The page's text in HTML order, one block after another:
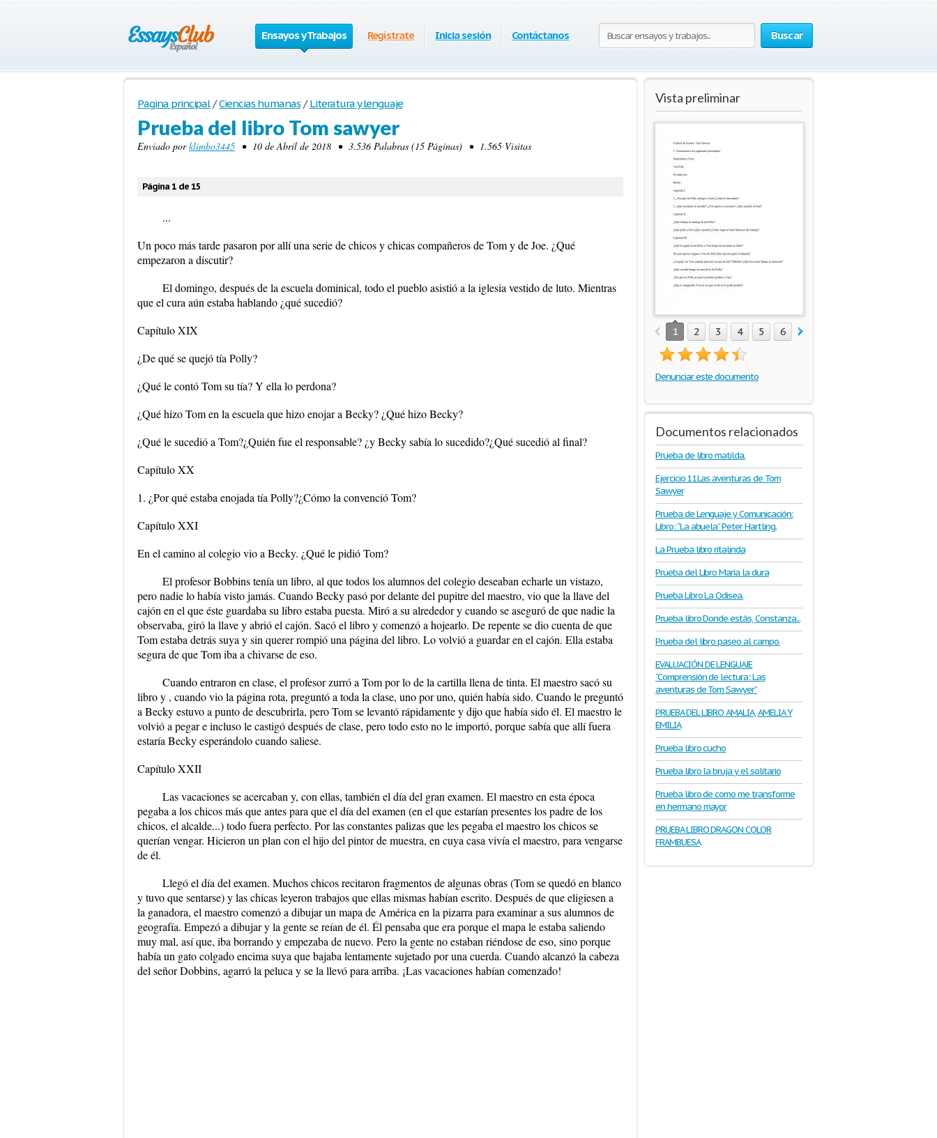
Buscar
Ensayos y Trabajos Regístrate Inicia sesión Contáctanos
Página principal / Ciencias humanas / Literatura y lenguaje
Prueba del libro Tom sawyer
Enviado porklimbo3445 • 10 de Abril de 2018 • 3.536 Palabras (15 Páginas) • 1.565 Visitas
Página 1 de 15
...
Un poco más tarde pasaron por allí una serie de chicos y chicas compañeros de Tom y de Joe. ¿Qué
empezaron a discutir?
El domingo, después de la escuela dominical, todo el pueblo asistió a la iglesia vestido de luto. Mientras
que el cura aún estaba hablando ¿qué sucedió?
Capítulo XIX
¿De qué se quejó tía Polly?
¿Qué le contó Tom su tía? Y ella lo perdona?
¿Qué hizo Tom en la escuela que hizo enojar a Becky? ¿Qué hizo Becky?
¿Qué le sucedió a Tom?¿Quién fue el responsable? ¿y Becky sabía lo sucedido?¿Qué sucedió al final?
Capítulo XX
1. ¿Por qué estaba enojada tía Polly?¿Cómo la convenció Tom?
Capítulo XXI
En el camino al colegio vio a Becky. ¿Qué le pidió Tom?
El profesor Bobbins tenía un libro, al que todos los alumnos del colegio deseaban echarle un vistazo,
pero nadie lo había visto jamás. Cuando Becky pasó por delante del pupitre del maestro, vio que la llave del
cajón en el que éste guardaba su libro estaba puesta. Miró a su alrededor y cuando se aseguró de que nadie la
observaba, giró la llave y abrió el cajón. Sacó el libro y comenzó a hojearlo. De repente se dio cuenta de que
Tom estaba detrás suya y sin querer rompió una página del libro. Lo volvió a guardar en el cajón. Ella estaba
segura de que Tom iba a chivarse de eso.
Cuando entraron en clase, el profesor zurró a Tom por lo de la cartilla llena de tinta. El maestro sacó su
libro y , cuando vio la página rota, preguntó a toda la clase, uno por uno, quién había sido. Cuando le preguntó
a Becky estuvo a punto de descubrirla, pero Tom se levantó rápidamente y dijo que había sido él. El maestro le
volvió a pegar e incluso le castigó después de clase, pero todo esto no le importó, porque sabía que allí fuera
estaría Becky esperándolo cuando saliese.
Capítulo XXII
Las vacaciones se acercaban y, con ellas, también el día del gran examen. El maestro en esta época
pegaba a los chicos más que antes para que el día del examen (en el que estarían presentes los padre de los
chicos, el alcalde...) todo fuera perfecto. Por las constantes palizas que les pegaba el maestro los chicos se
querían vengar. Hicieron un plan con el hijo del pintor de muestra, en cuya casa vivía el maestro, para vengarse
de él.
Llegó el día del examen. Muchos chicos recitaron fragmentos de algunas obras (Tom se quedó en blanco
y tuvo que sentarse) y las chicas leyeron trabajos que ellas mismas habían escrito. Después de que eligiesen a
la ganadora, el maestro comenzó a dibujar un mapa de América en la pizarra para examinar a sus alumnos de
geografía. Empezó a dibujar y la gente se reían de él. Él pensaba que era porque el mapa le estaba saliendo
muy mal, así que, iba borrando y empezaba de nuevo. Pero la gente no estaban riéndose de eso, sino porque
había un gato colgado encima suya que bajaba lentamente sujetado por una cuerda. Cuando alcanzó la cabeza
del señor Dobbins, agarró la peluca y se la llevó para arriba. ¡Las vacaciones habían comenzado!
Vista preliminar
1 2 3 4 5 6 7
Denunciar este documento
Documentos relacionados
Prueba de libro matilda.
Ejercicio 11Las aventuras de Tom
Sawyer
Prueba de Lenguaje y Comunicación:
Libro: “La abuela” Peter Hartling.
La Prueba libro ritalinda
Prueba del Libro Maria la dura
Prueba Libro La Odisea.
Prueba libro Donde estás, Constanza...
Prueba del libro paseo al campo.
EVALUACIÓN DE LENGUAJE
“Comprensión de lectura: Las
aventuras de Tom Sawyer”
PRUEBA DEL LIBRO AMALIA, AMELIA Y
EMILIA
Prueba libro cucho
Prueba libro la bruja y el solitario
Prueba libro de como me transforme
en hermano mayor
PRUEBA LIBRO DRAGON COLOR
FRAMBUESA